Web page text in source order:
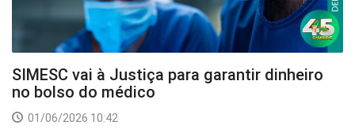
SIMESC vai à Justiça para garantir dinheiro
no bolso do médico
01/06/2026 10:42